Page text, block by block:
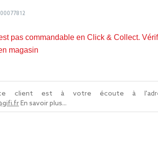
pas commandable en Click & Collect.
magasin
client est à votre écoute à
En savoir plus...